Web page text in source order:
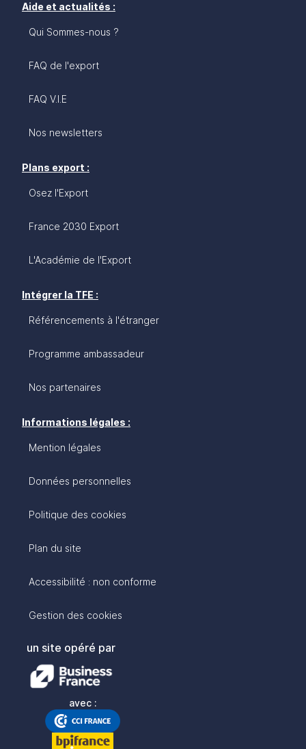
Aide et actualités :
Qui Sommes-nous ?
FAQ de l'export
FAQ V.I.E
Nos newsletters
Plans export :
Osez l'Export
France 2030 Export
L'Académie de l'Export
Intégrer la TFE :
Référencements à l'étranger
Programme ambassadeur
Nos partenaires
Informations légales :
Mention légales
Données personnelles
Politique des cookies
Plan du site
Accessibilité : non conforme
Gestion des cookies
un site opéré par
avec :